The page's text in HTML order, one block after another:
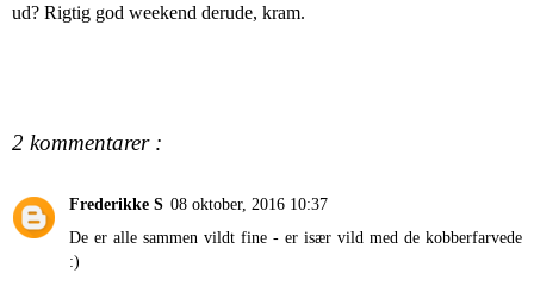
ud? Rigtig god weekend derude, kram.
2 kommentarer :
Frederikke S 08 oktober, 2016 10:37
De er alle sammen vildt fine - er især vild med de kobberfarvede
:)